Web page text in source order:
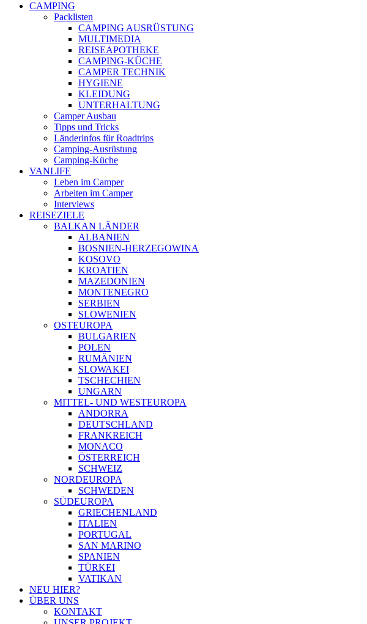
CAMPING
Packlisten
CAMPING AUSRÜSTUNG
MULTIMEDIA
REISEAPOTHEKE
CAMPING-KÜCHE
CAMPER TECHNIK
HYGIENE
KLEIDUNG
UNTERHALTUNG
Camper Ausbau
Tipps und Tricks
Länderinfos für Roadtrips
Camping-Ausrüstung
Camping-Küche
VANLIFE
Leben im Camper
Arbeiten im Camper
Interviews
REISEZIELE
BALKAN LÄNDER
ALBANIEN
BOSNIEN-HERZEGOWINA
KOSOVO
KROATIEN
MAZEDONIEN
MONTENEGRO
SERBIEN
SLOWENIEN
OSTEUROPA
BULGARIEN
POLEN
RUMÄNIEN
SLOWAKEI
TSCHECHIEN
UNGARN
MITTEL- UND WESTEUROPA
ANDORRA
DEUTSCHLAND
FRANKREICH
MONACO
ÖSTERREICH
SCHWEIZ
NORDEUROPA
SCHWEDEN
SÜDEUROPA
GRIECHENLAND
ITALIEN
PORTUGAL
SAN MARINO
SPANIEN
TÜRKEI
VATIKAN
NEU HIER?
ÜBER UNS
KONTAKT